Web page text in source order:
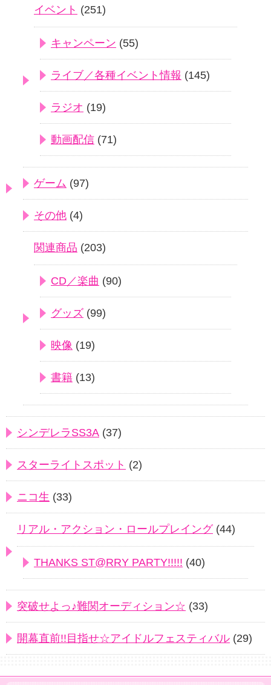
イベント (251)
キャンペーン (55)
ライブ／各種イベント情報 (145)
ラジオ (19)
動画配信 (71)
ゲーム (97)
その他 (4)
関連商品 (203)
CD／楽曲 (90)
グッズ (99)
映像 (19)
書籍 (13)
シンデレラSS3A (37)
スターライトスポット (2)
ニコ生 (33)
リアル・アクション・ロールプレイング(44)
THANKS ST@RRY PARTY!!!!! (40)
突破せよっ♪難関オーディション☆ (33)
開幕直前!!目指せ☆アイドルフェスティバル (29)